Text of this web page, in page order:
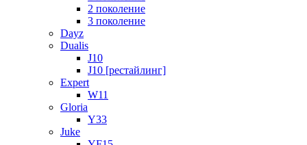
2 поколение
3 поколение
Dayz
Dualis
J10
J10 [рестайлинг]
Expert
W11
Gloria
Y33
Juke